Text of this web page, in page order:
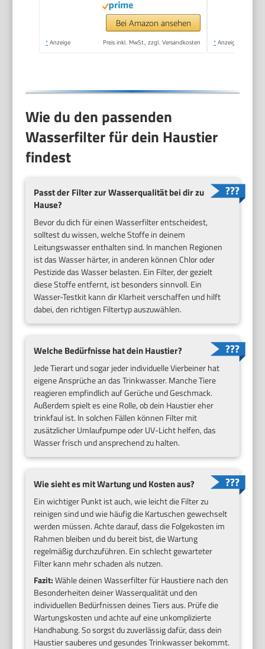
Standardschläuche
und -armaturen,
Chrom
Bei Amazon ansehen
* Anzeige Preis inkl. MwSt., zzgl. Versandkosten * Anzeige
Wie du den passenden
Wasserfilter für dein Haustier
findest
Passt der Filter zur Wasserqualität bei dir zu
Hause?
Bevor du dich für einen Wasserfilter entscheidest,
solltest du wissen, welche Stoffe in deinem
Leitungswasser enthalten sind. In manchen Regionen
ist das Wasser härter, in anderen können Chlor oder
Pestizide das Wasser belasten. Ein Filter, der gezielt
diese Stoffe entfernt, ist besonders sinnvoll. Ein
Wasser-Testkit kann dir Klarheit verschaffen und hilft
dabei, den richtigen Filtertyp auszuwählen.
Welche Bedürfnisse hat dein Haustier?
Jede Tierart und sogar jeder individuelle Vierbeiner hat
eigene Ansprüche an das Trinkwasser. Manche Tiere
reagieren empfindlich auf Gerüche und Geschmack.
Außerdem spielt es eine Rolle, ob dein Haustier eher
trinkfaul ist. In solchen Fällen können Filter mit
zusätzlicher Umlaufpumpe oder UV-Licht helfen, das
Wasser frisch und ansprechend zu halten.
Wie sieht es mit Wartung und Kosten aus?
Ein wichtiger Punkt ist auch, wie leicht die Filter zu
reinigen sind und wie häufig die Kartuschen gewechselt
werden müssen. Achte darauf, dass die Folgekosten im
Rahmen bleiben und du bereit bist, die Wartung
regelmäßig durchzuführen. Ein schlecht gewarteter
Filter kann mehr schaden als nutzen.
Fazit:Wähle deinen Wasserfilter für Haustiere nach den
Besonderheiten deiner Wasserqualität und den
individuellen Bedürfnissen deines Tiers aus. Prüfe die
Wartungskosten und achte auf eine unkomplizierte
Handhabung. So sorgst du zuverlässig dafür, dass dein
Haustier sauberes und gesundes Trinkwasser bekommt.